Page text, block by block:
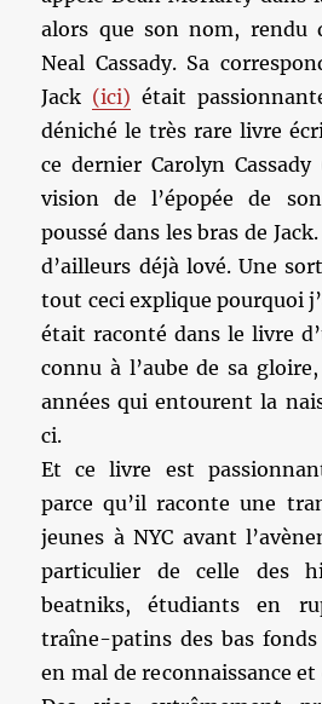
alors que son nom, rendu
Neal Cassady. Sa
Jack (ici) était
déniché le très rare livre
ce dernier Carolyn Cassady
vision de l’épopée de
poussé dans les bras de
d’ailleurs déjà lové. Une
tout ceci explique pourquoi
était raconté dans le livre
connu à l’aube de sa
années qui entourent la
ci.
Et ce livre est
parce qu’il raconte une
jeunes à NYC avant
particulier de celle des
beatniks, étudiants en
traîne-patins des bas
en mal de reconnaissance